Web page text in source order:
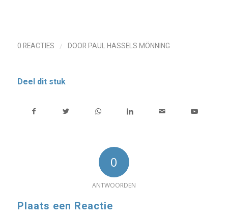
0 REACTIES / DOOR PAUL HASSELS MÖNNING
Deel dit stuk
0
ANTWOORDEN
Plaats een Reactie